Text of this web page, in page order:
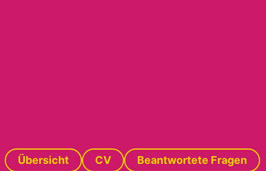
Übersicht CV Beantwortete Fragen